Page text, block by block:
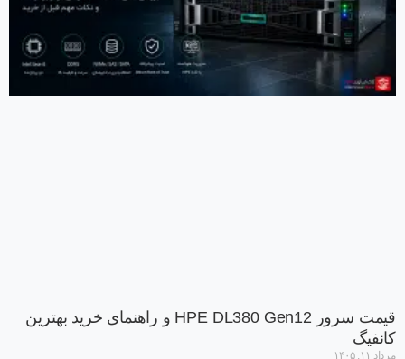
قیمت سرور HPE DL380 Gen12 و راهنمای خرید بهترین
کانفیگ
مرداد ۱۱, ۱۴۰۵